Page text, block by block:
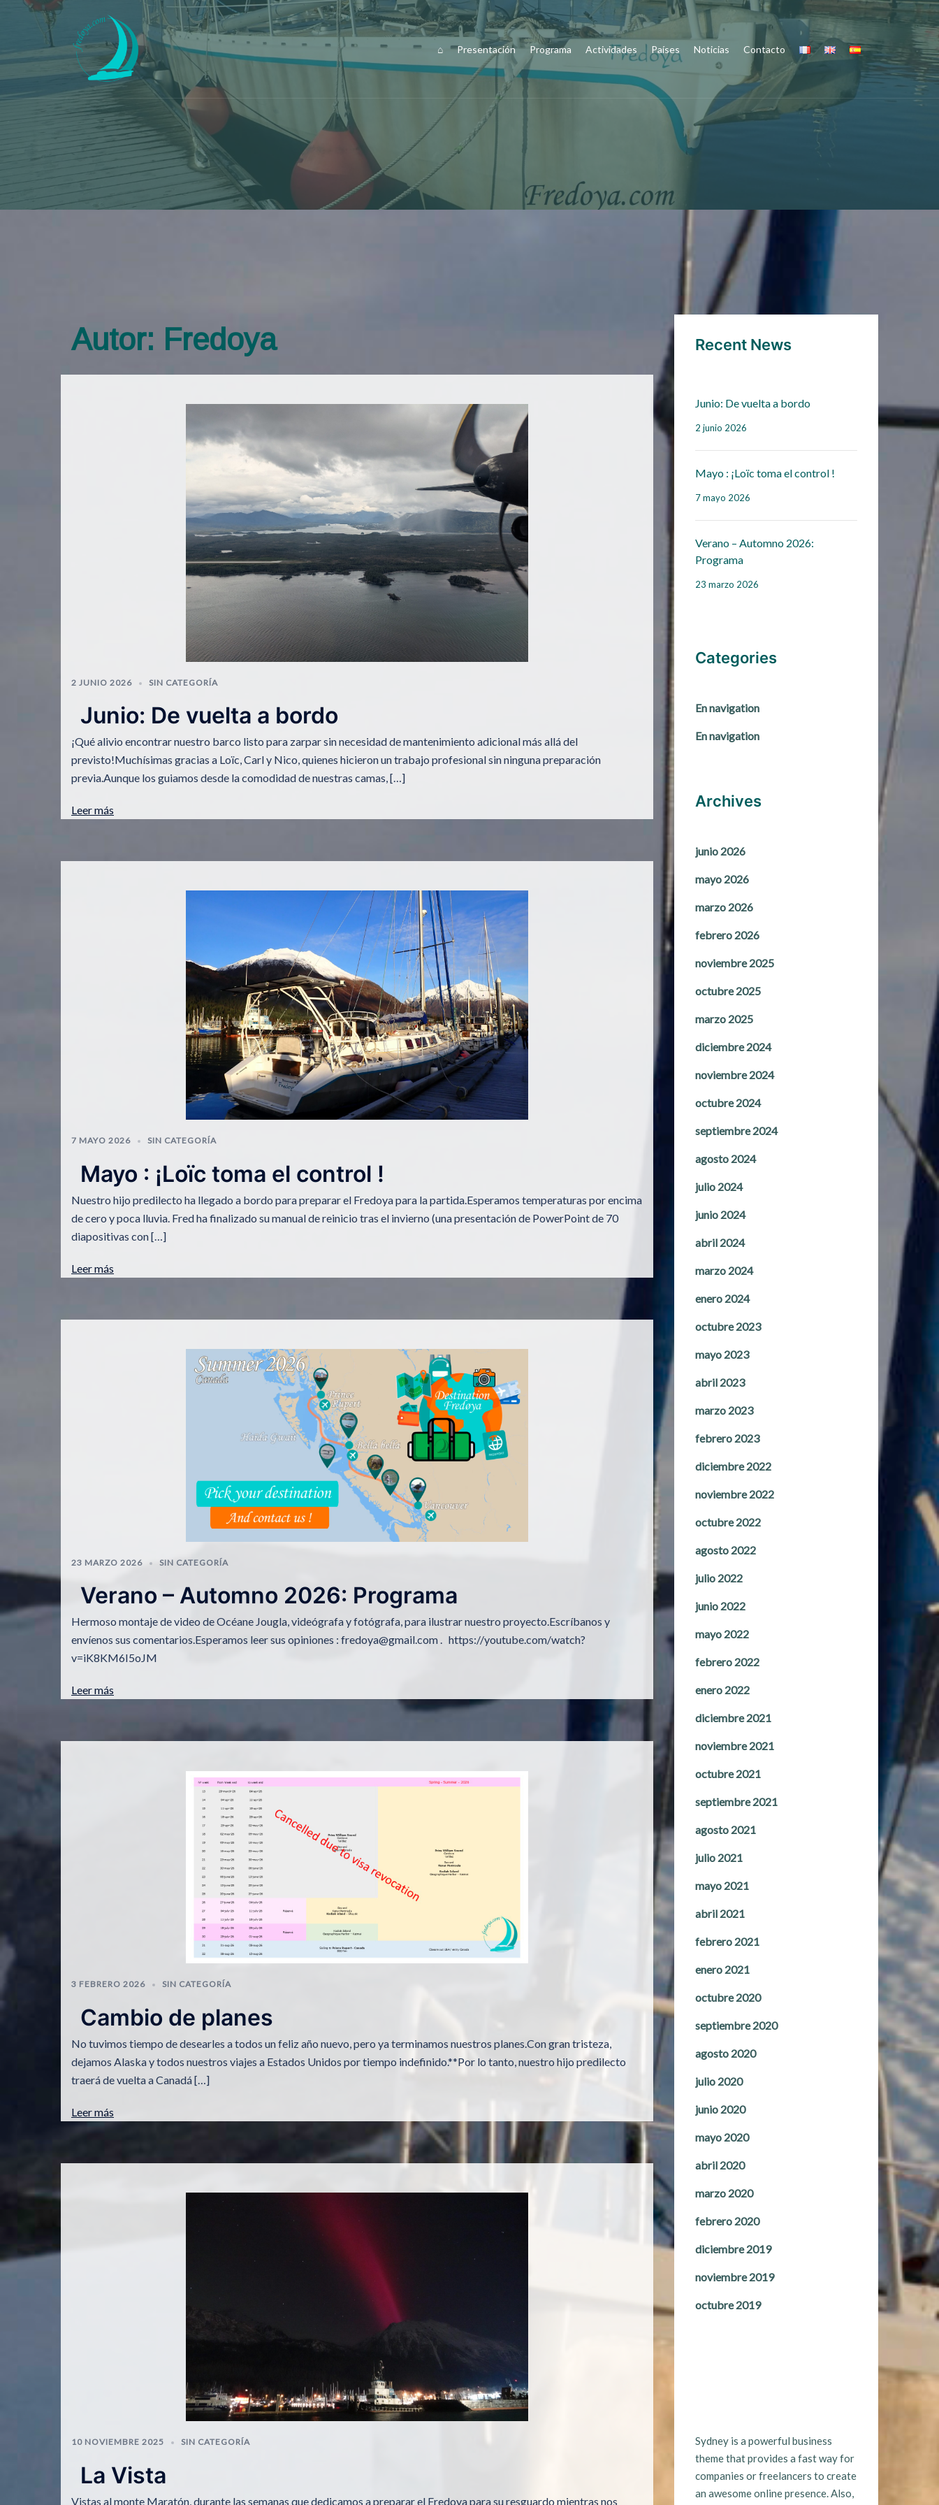
⌂ Presentación Programa Actividades Países Noticias Contacto
Autor: Fredoya
2 JUNIO 2026 SIN CATEGORÍA
Junio: De vuelta a bordo
¡Qué alivio encontrar nuestro barco listo para zarpar sin necesidad de mantenimiento adicional más allá del
previsto!Muchísimas gracias a Loïc, Carl y Nico, quienes hicieron un trabajo profesional sin ninguna preparación
previa.Aunque los guiamos desde la comodidad de nuestras camas, […]
Leer más
7 MAYO 2026 SIN CATEGORÍA
Mayo : ¡Loïc toma el control !
Nuestro hijo predilecto ha llegado a bordo para preparar el Fredoya para la partida.Esperamos temperaturas por encima
de cero y poca lluvia. Fred ha finalizado su manual de reinicio tras el invierno (una presentación de PowerPoint de 70
diapositivas con […]
Leer más
23 MARZO 2026 SIN CATEGORÍA
Verano – Automno 2026: Programa
Hermoso montaje de video de Océane Jougla, videógrafa y fotógrafa, para ilustrar nuestro proyecto.Escríbanos y
envíenos sus comentarios.Esperamos leer sus opiniones : fredoya@gmail.com . https://youtube.com/watch?
v=iK8KM6I5oJM
Leer más
3 FEBRERO 2026 SIN CATEGORÍA
Cambio de planes
No tuvimos tiempo de desearles a todos un feliz año nuevo, pero ya terminamos nuestros planes.Con gran tristeza,
dejamos Alaska y todos nuestros viajes a Estados Unidos por tiempo indefinido.**Por lo tanto, nuestro hijo predilecto
traerá de vuelta a Canadá […]
Leer más
10 NOVIEMBRE 2025 SIN CATEGORÍA
La Vista
Vistas al monte Maratón, durante las semanas que dedicamos a preparar el Fredoya para su resguardo mientras nos
Recent News
Junio: De vuelta a bordo
2 junio 2026
Mayo : ¡Loïc toma el control !
7 mayo 2026
Verano – Automno 2026:
Programa
23 marzo 2026
Categories
En navigation
En navigation
Archives
junio 2026
mayo 2026
marzo 2026
febrero 2026
noviembre 2025
octubre 2025
marzo 2025
diciembre 2024
noviembre 2024
octubre 2024
septiembre 2024
agosto 2024
julio 2024
junio 2024
abril 2024
marzo 2024
enero 2024
octubre 2023
mayo 2023
abril 2023
marzo 2023
febrero 2023
diciembre 2022
noviembre 2022
octubre 2022
agosto 2022
julio 2022
junio 2022
mayo 2022
febrero 2022
enero 2022
diciembre 2021
noviembre 2021
octubre 2021
septiembre 2021
agosto 2021
julio 2021
mayo 2021
abril 2021
febrero 2021
enero 2021
octubre 2020
septiembre 2020
agosto 2020
julio 2020
junio 2020
mayo 2020
abril 2020
marzo 2020
febrero 2020
diciembre 2019
noviembre 2019
octubre 2019
Sydney is a powerful business
theme that provides a fast way for
companies or freelancers to create
an awesome online presence. Also,